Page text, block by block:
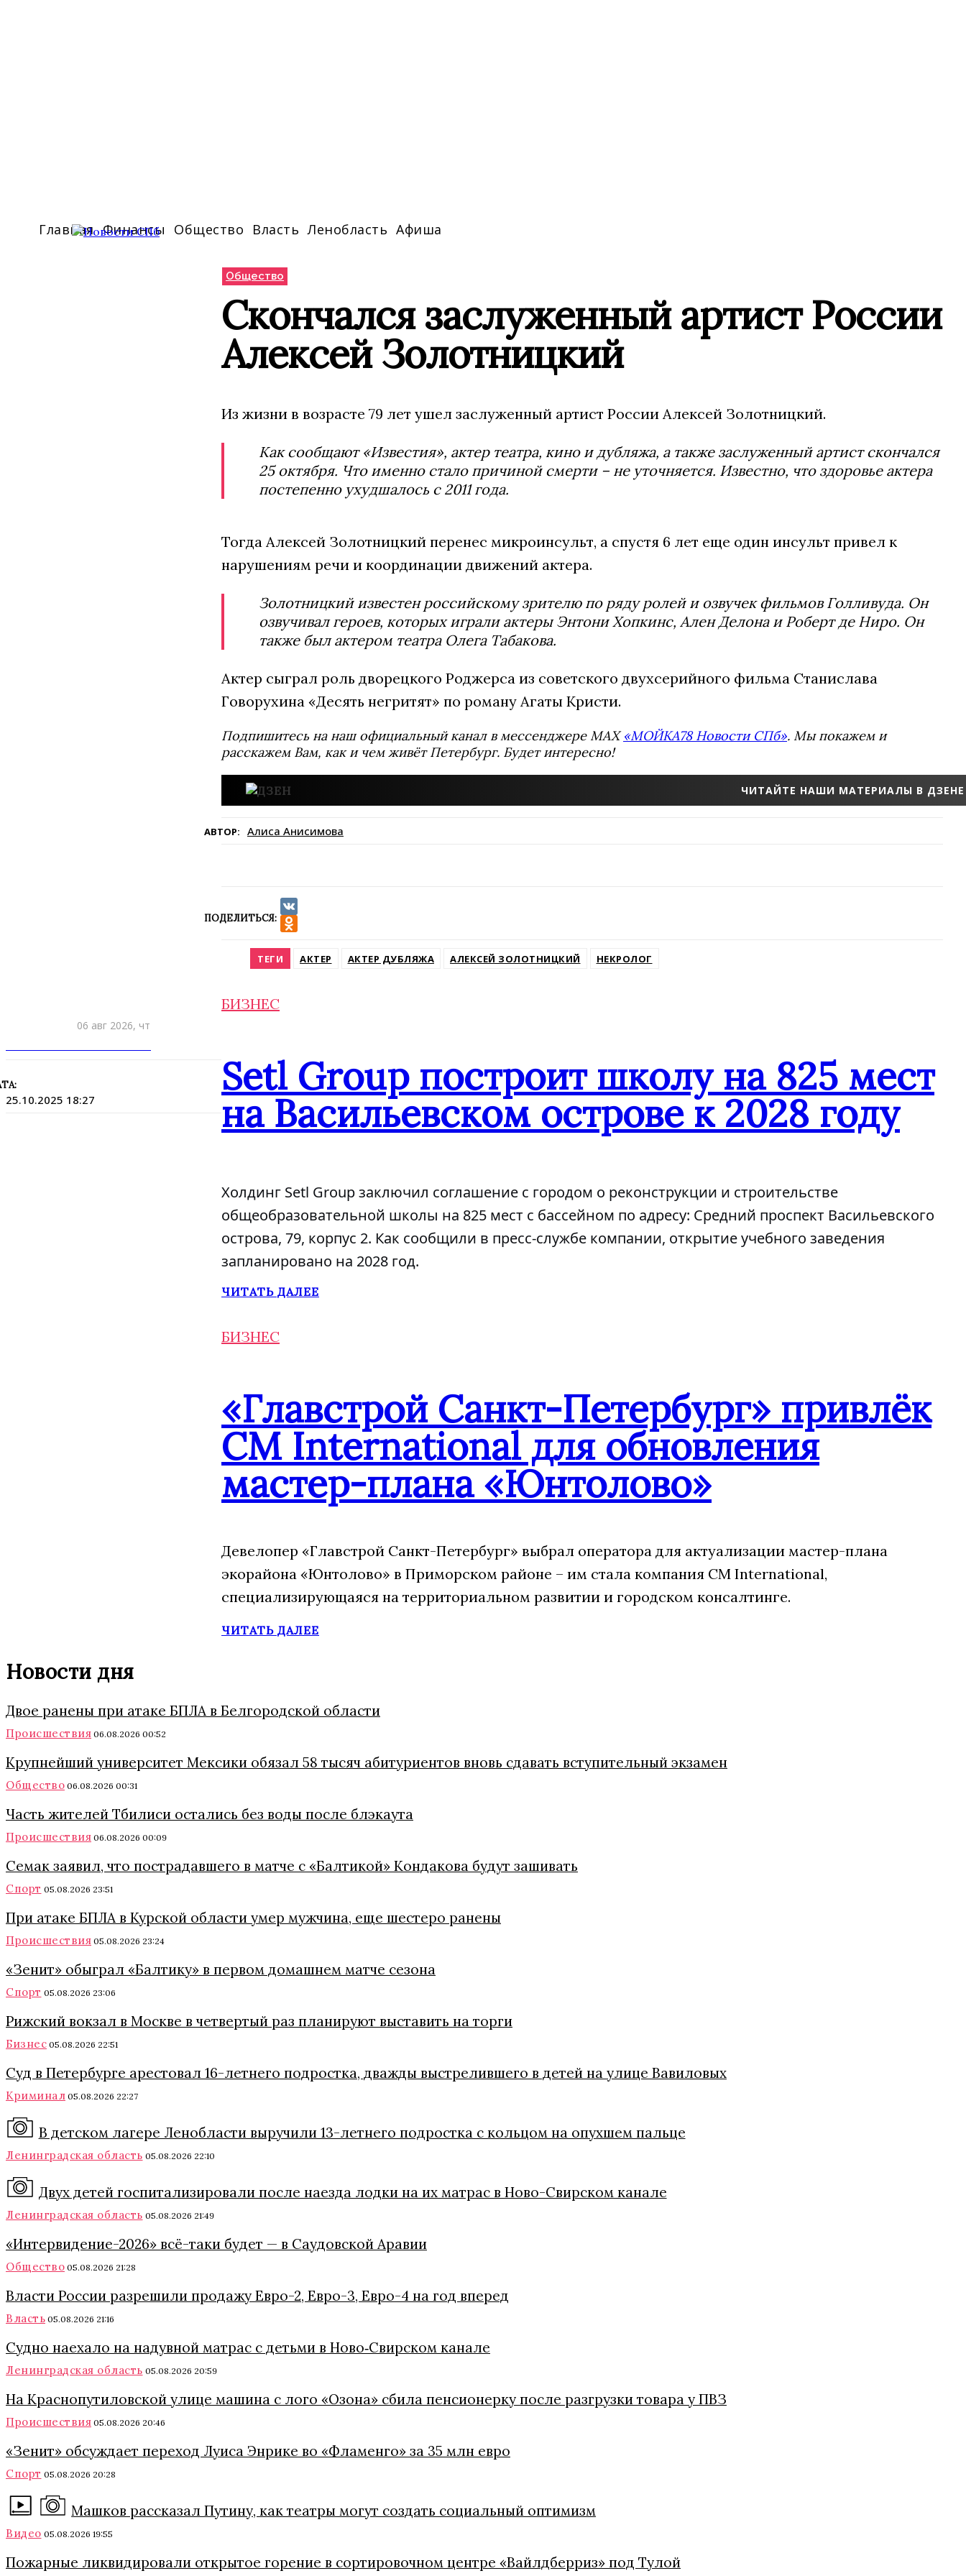
Главная Финансы Общество Власть Ленобласть Афиша
06 авг 2026, чт
25.10.2025 18:27
Общество
Скончался заслуженный артист России
Алексей Золотницкий
Из жизни в возрасте 79 лет ушел заслуженный артист России Алексей Золотницкий.
Как сообщают «Известия», актер театра, кино и дубляжа, а также заслуженный артист скончался
25 октября. Что именно стало причиной смерти – не уточняется. Известно, что здоровье актера
постепенно ухудшалось с 2011 года.
Тогда Алексей Золотницкий перенес микроинсульт, а спустя 6 лет еще один инсульт привел к
нарушениям речи и координации движений актера.
Золотницкий известен российскому зрителю по ряду ролей и озвучек фильмов Голливуда. Он
озвучивал героев, которых играли актеры Энтони Хопкинс, Ален Делона и Роберт де Ниро. Он
также был актером театра Олега Табакова.
Актер сыграл роль дворецкого Роджерса из советского двухсерийного фильма Станислава
Говорухина «Десять негритят» по роману Агаты Кристи.
Подпишитесь на наш официальный канал в мессенджере MAX«МОЙКА78 Новости СПб». Мы покажем и
расскажем Вам, как и чем живёт Петербург. Будет интересно!
ЧИТАЙТЕ НАШИ МАТЕРИАЛЫ В ДЗЕНЕ
АВТОР: Алиса Анисимова
ПОДЕЛИТЬСЯ:
VK
ТЕГИ АКТЕР АКТЕР ДУБЛЯЖА АЛЕКСЕЙ ЗОЛОТНИЦКИЙ НЕКРОЛОГ
БИЗНЕС
Setl Group построит школу на 825 мест
на Васильевском острове к 2028 году
Холдинг Setl Group заключил соглашение с городом о реконструкции и строительстве
общеобразовательной школы на 825 мест с бассейном по адресу: Средний проспект Васильевского
острова, 79, корпус 2. Как сообщили в пресс-службе компании, открытие учебного заведения
запланировано на 2028 год.
ЧИТАТЬ ДАЛЕЕ
БИЗНЕС
«Главстрой Санкт-Петербург» привлёк
CM International для обновления
мастер-плана «Юнтолово»
Девелопер «Главстрой Санкт-Петербург» выбрал оператора для актуализации мастер-плана
экорайона «Юнтолово» в Приморском районе – им стала компания CM International,
специализирующаяся на территориальном развитии и городском консалтинге.
ЧИТАТЬ ДАЛЕЕ
Новости дня
Двое ранены при атаке БПЛА в Белгородской области
Происшествия 06.08.2026 00:52
Крупнейший университет Мексики обязал 58 тысяч абитуриентов вновь сдавать вступительный экзамен
Общество 06.08.2026 00:31
Часть жителей Тбилиси остались без воды после блэкаута
Происшествия 06.08.2026 00:09
Семак заявил, что пострадавшего в матче с «Балтикой» Кондакова будут зашивать
Спорт 05.08.2026 23:51
При атаке БПЛА в Курской области умер мужчина, еще шестеро ранены
Происшествия 05.08.2026 23:24
«Зенит» обыграл «Балтику» в первом домашнем матче сезона
Спорт 05.08.2026 23:06
Рижский вокзал в Москве в четвертый раз планируют выставить на торги
Бизнес 05.08.2026 22:51
Суд в Петербурге арестовал 16-летнего подростка, дважды выстрелившего в детей на улице Вавиловых
Криминал 05.08.2026 22:27
В детском лагере Ленобласти выручили 13-летнего подростка с кольцом на опухшем пальце
Ленинградская область 05.08.2026 22:10
Двух детей госпитализировали после наезда лодки на их матрас в Ново-Свирском канале
Ленинградская область 05.08.2026 21:49
«Интервидение-2026» всё-таки будет — в Саудовской Аравии
Общество 05.08.2026 21:28
Власти России разрешили продажу Евро-2, Евро-3, Евро-4 на год вперед
Власть 05.08.2026 21:16
Судно наехало на надувной матрас с детьми в Ново‑Свирском канале
Ленинградская область 05.08.2026 20:59
На Краснопутиловской улице машина с лого «Озона» сбила пенсионерку после разгрузки товара у ПВЗ
Происшествия 05.08.2026 20:46
«Зенит» обсуждает переход Луиса Энрике во «Фламенго» за 35 млн евро
Спорт 05.08.2026 20:28
Машков рассказал Путину, как театры могут создать социальный оптимизм
Видео 05.08.2026 19:55
Пожарные ликвидировали открытое горение в сортировочном центре «Вайлдберриз» под Тулой